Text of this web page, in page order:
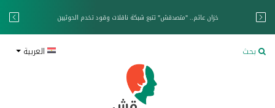
خزان عائم.. "متصدقش" تتبع شبكة ناقلات وقود تخدم الحوثيين
بحث العربية